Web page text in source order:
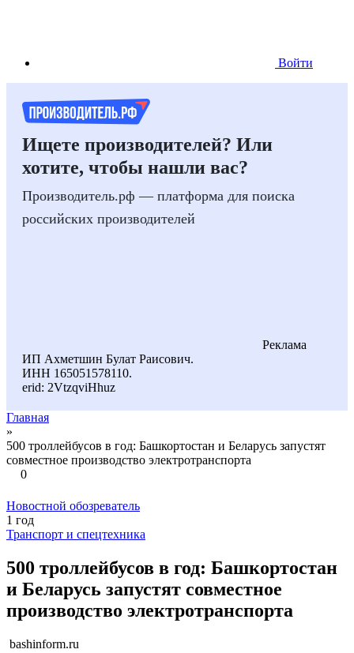
Войти
Ищете производителей? Или
хотите, чтобы нашли вас?
Производитель.рф — платформа для поиска
российских производителей
Реклама
ИП Ахметшин Булат Раисович.
ИНН 165051578110.
erid: 2VtzqviHhuz
Главная
»
500 троллейбусов в год: Башкортостан и Беларусь запустят
совместное производство электротранспорта
0
Новостной обозреватель
1 год
Транспорт и спецтехника
500 троллейбусов в год: Башкортостан
и Беларусь запустят совместное
производство электротранспорта
bashinform.ru